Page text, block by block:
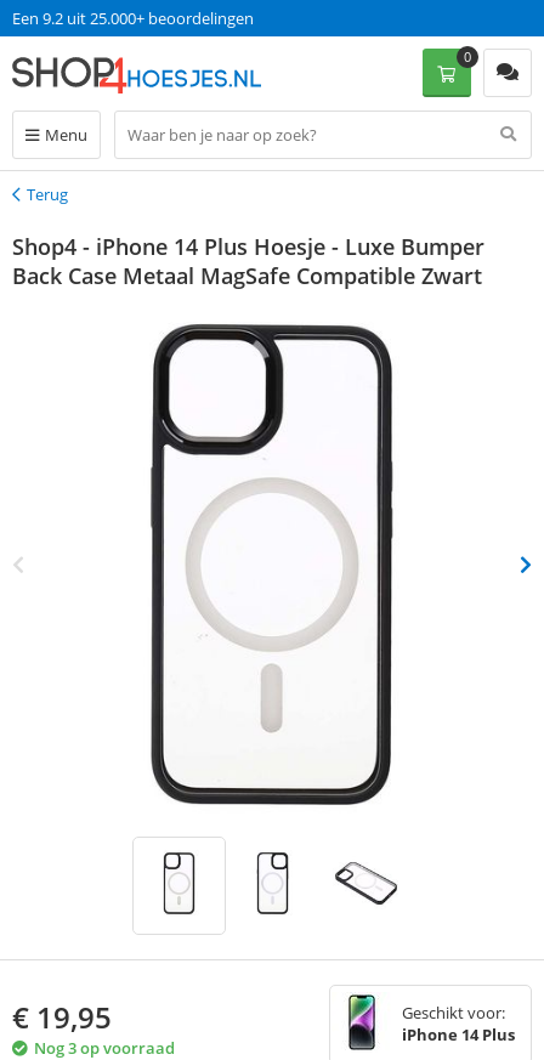
Een 9.2 uit 25.000+ beoordelingen
Menu
0
Terug
Terug
Shop4 - iPhone 14 Plus Hoesje - Luxe Bumper
Back Case Metaal MagSafe Compatible Zwart
€ 19,95
Nog 3 op voorraad
Geschikt voor:
iPhone 14 Plus